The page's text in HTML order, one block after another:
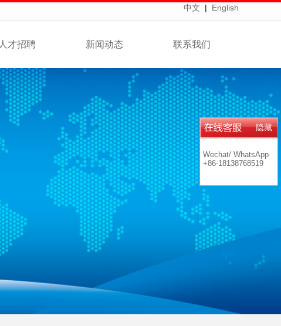
中文 | English
人才招聘 新闻动态 联系我们
隐藏
Wechat/ WhatsApp
+86-18138768519